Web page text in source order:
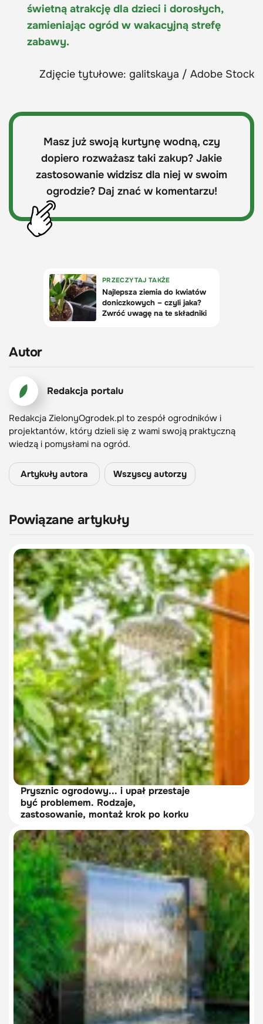
świetną atrakcję dla dzieci i dorosłych,
zamieniając ogród w wakacyjną strefę
zabawy.
Zdjęcie tytułowe: galitskaya / Adobe Stock
Masz już swoją kurtynę wodną, czy
dopiero rozważasz taki zakup? Jakie
zastosowanie widzisz dla niej w swoim
ogrodzie? Daj znać w komentarzu!
Autor
Redakcja portalu
Redakcja ZielonyOgrodek.pl to zespół ogrodników i
projektantów, który dzieli się z wami swoją praktyczną
wiedzą i pomysłami na ogród.
Artykuły autora Wszyscy autorzy
Powiązane artykuły
Prysznic ogrodowy... i upał przestaje
być problemem. Rodzaje,
zastosowanie, montaż krok po korku